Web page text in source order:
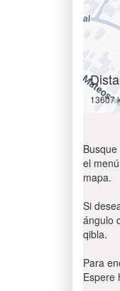
13607
el
mapa.
Si
ángulo
qibla.
Para
Espere